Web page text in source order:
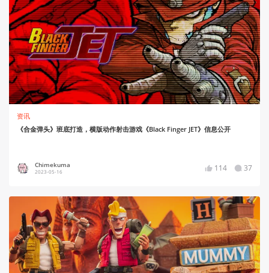
资讯
《合金弹头》班底打造，横版动作射击游戏《Black Finger JET》信息公开
Chimekuma
2023-05-16 114 37